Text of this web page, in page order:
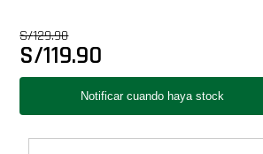
S/129.90
S/119.90